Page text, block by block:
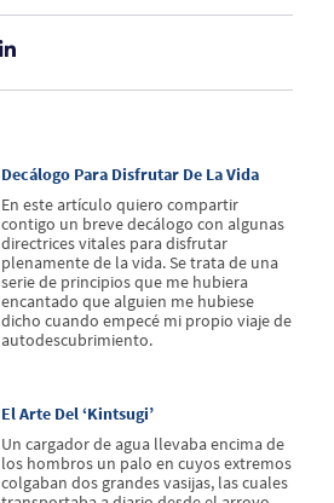
Decálogo Para Disfrutar De La Vida
En este artículo quiero compartir
contigo un breve decálogo con algunas
directrices vitales para disfrutar
plenamente de la vida. Se trata de una
serie de principios que me hubiera
encantado que alguien me hubiese
dicho cuando empecé mi propio viaje de
autodescubrimiento.
El Arte Del ‘kintsugi’
Un cargador de agua llevaba encima de
los hombros un palo en cuyos extremos
colgaban dos grandes vasijas, las cuales